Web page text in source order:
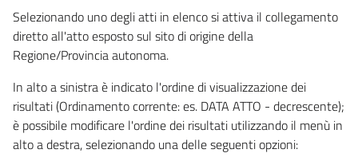
Selezionando uno degli atti in elenco si attiva il collegamento
diretto all'atto esposto sul sito di origine della
Regione/Provincia autonoma.
In alto a sinistra è indicato l'ordine di visualizzazione dei
risultati (Ordinamento corrente: es. DATA ATTO - decrescente);
è possibile modificare l'ordine dei risultati utilizzando il menù in
alto a destra, selezionando una delle seguenti opzioni: